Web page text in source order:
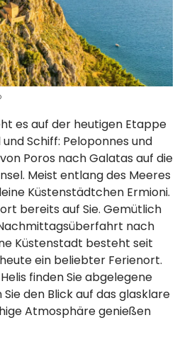
es auf der heutigen Etappe
Schiff: Peloponnes und
Poros nach Galatas auf die
Meist entlang des Meeres
Küstenstädtchen Ermioni.
bereits auf Sie. Gemütlich
nach
Küstenstadt besteht seit
ein beliebter Ferienort.
finden Sie abgelegene
den Blick auf das glasklare
Atmosphäre genießen